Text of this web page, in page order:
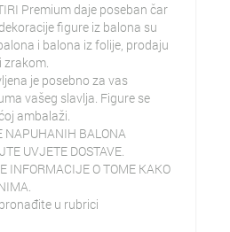
Premium daje poseban čar
figure iz balona su
i balona iz folije, prodaju
zrakom.
je posebno za vas
vašeg slavlja. Figure se
ambalaži.
NAPUHANIH BALONA
UVJETE DOSTAVE.
INFORMACIJE O TOME KAKO
u rubrici